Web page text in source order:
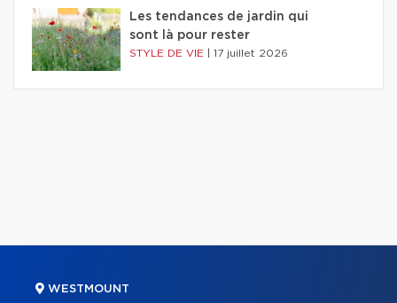
Les tendances de jardin qui
sont là pour rester
STYLE DE VIE 17 juillet 2026
WESTMOUNT